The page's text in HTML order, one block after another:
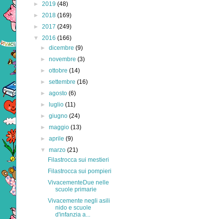
► 2019 (48)
► 2018 (169)
► 2017 (249)
▼ 2016 (166)
►dicembre(9)
►novembre(3)
►ottobre(14)
►settembre(16)
►agosto(6)
►
luglio(11)
►giugno(24)
►maggio(13)
►aprile(9)
▼marzo(21)
Filastrocca sui mestieri
Filastrocca sui pompieri
VivacementeDue nelle
scuole primarie
Vivacemente negli asili
nido e scuole
d'infanzia a...